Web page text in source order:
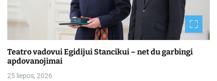
Teatro vadovui Egidijui Stancikui – net du garbingi
apdovanojimai
25 liepos, 2026